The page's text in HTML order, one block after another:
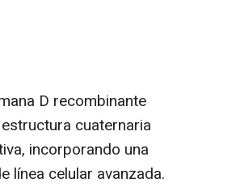
D recombinante
cuaternaria
incorporando una
línea celular avanzada.